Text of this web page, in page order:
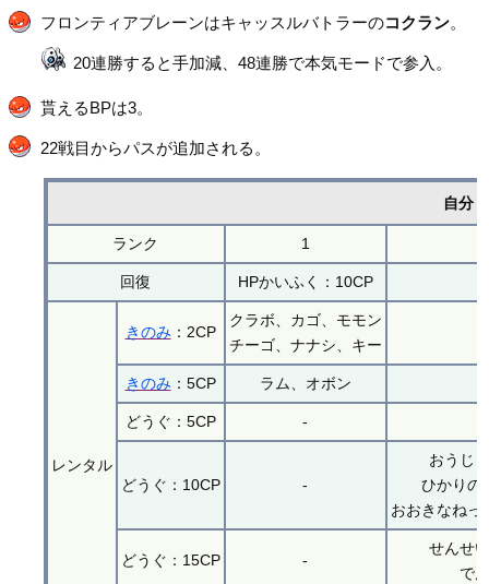
フロンティアブレーンはキャッスルバトラーのコクラン。
20連勝すると手加減、48連勝で本気モードで参入。
貰えるBPは3。
22戦目からパスが追加される。
自分
ランク 1
回復 HPかいふく：10CP
レンタル
きのみ：2CP
クラボ、カゴ、モモン
チーゴ、ナナシ、キー
きのみ ：5CP ラム、オボン
どうぐ：5CP -
どうぐ：10CP -
おうじ
ひかりの
おおきなねっ
どうぐ：15CP -
せんせ
で